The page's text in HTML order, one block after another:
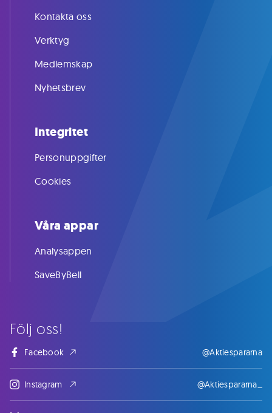
Följ oss!
Facebook @Aktiespararna
Instagram @Aktiespararna_
Kontakta oss
Verktyg
Medlemskap
Nyhetsbrev
Integritet
Personuppgifter
Cookies
Våra appar
Analysappen
SaveByBell